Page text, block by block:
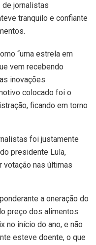
de jornalistas
tranquilo e confiante
“uma estrela em
vem recebendo
inovações
colocado foi o
ficando em torno
foi justamente
presidente Lula,
votação nas últimas
a oneração do
preço dos alimentos.
no início do ano, e não
esteve doente, o que